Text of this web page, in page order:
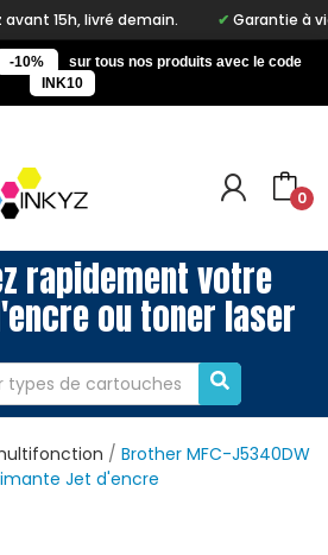
livré demain. Garantie à vie sur
-10%
sur tous nos produits avec le code
INK10
0
rapidement votre
ou toner laser
Brother MFC-J5340DW
Jet d'encre